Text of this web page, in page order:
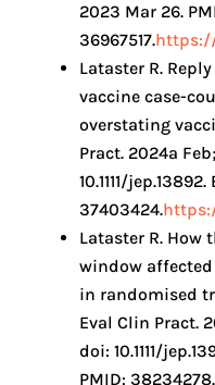
2023 Mar 26.
36967517.
Lataster R.
vaccine case-
overstating
Pract. 2024a
10.1111/
37403424.
Lataster R. How
window
in randomised
Eval Clin Pract.
doi: 10.1111/
PMID: 38234278.